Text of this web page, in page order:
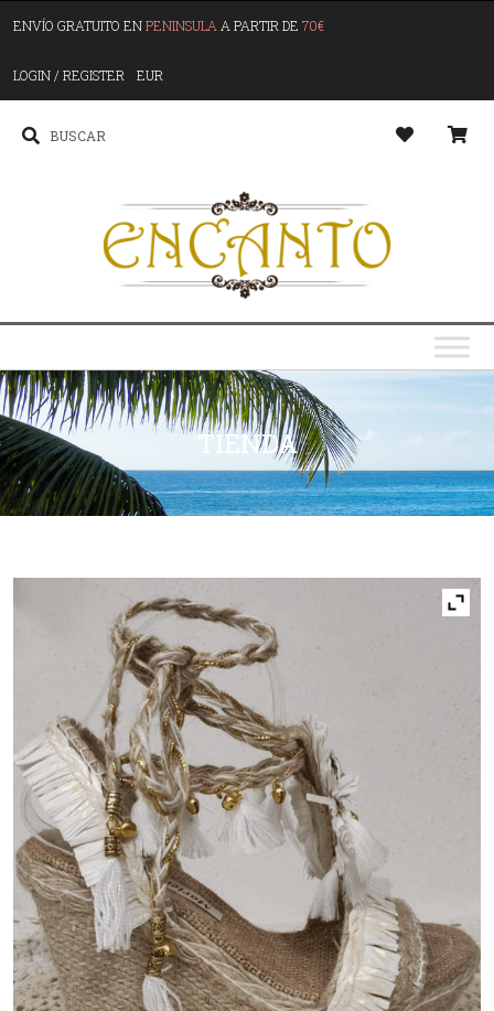
ENVÍO GRATUITO ENPENINSULA A PARTIR DE 70€
LOGIN / REGISTER EUR
TIENDA